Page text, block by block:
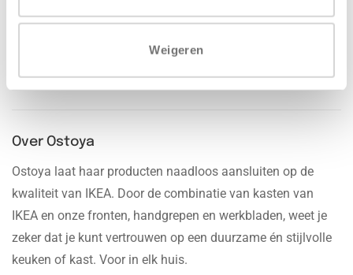
Weigeren
We zijn 24/7 bereikbaar
Over Ostoya
Ostoya laat haar producten naadloos aansluiten op de
kwaliteit van IKEA. Door de combinatie van kasten van
IKEA en onze fronten, handgrepen en werkbladen, weet je
zeker dat je kunt vertrouwen op een duurzame én stijlvolle
keuken of kast. Voor in elk huis.